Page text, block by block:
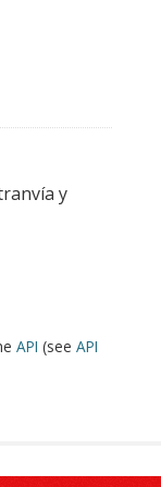
y
API (see API